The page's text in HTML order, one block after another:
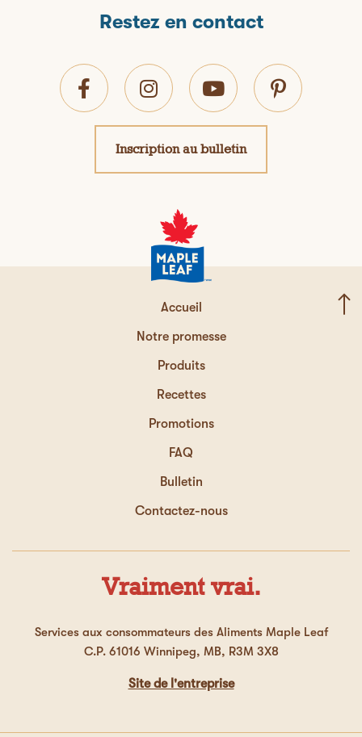
Restez en contact
Inscription au bulletin
Accueil
Notre promesse
Produits
Recettes
Promotions
FAQ
Bulletin
Contactez-nous
Services aux consommateurs des Aliments Maple Leaf
C.P. 61016 Winnipeg, MB, R3M 3X8
Vraiment vrai.
Site de l'entreprise